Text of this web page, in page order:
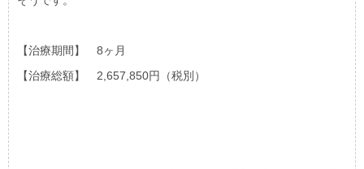
【治療期間】 8ヶ月
【治療総額】 2,657,850円（税別）